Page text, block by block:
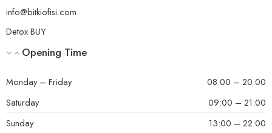
info@bitkiofisi.com
Detox BUY
Opening Time
Monday – Friday
08:00 – 20:00
Saturday
09:00 – 21:00
Sunday
13:00 – 22:00